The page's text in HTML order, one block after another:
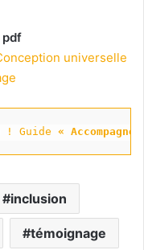
universelle
! Guide «
inclusion
témoignage